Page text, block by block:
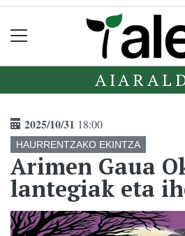
2025/10/31 18:00
HAURRENTZAKO EKINTZA
Arimen Gaua
lantegiak eta